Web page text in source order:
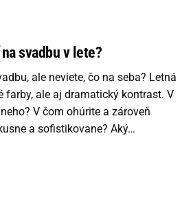
svadbu v lete?
ale neviete, čo na seba? Letná
farby, ale aj dramatický kontrast. V
V čom ohúrite a zároveň
a sofistikovane? Aký…